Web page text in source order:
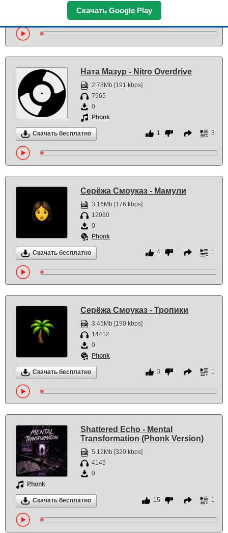
Скачать бесплатно
Ната Мазур - Nitro Overdrive
2.78Mb [191 kbps]
7965
0
Phonk
Скачать бесплатно 1 3
Серёжа Смоуказ - Мамули
3.16Mb [176 kbps]
12080
0
Phonk
Скачать бесплатно 4 1
Серёжа Смоуказ - Тропики
3.45Mb [190 kbps]
14412
0
Phonk
Скачать бесплатно 3 1
Shattered Echo - Mental
Transformation (Phonk Version)
5.12Mb [320 kbps]
4145
0
Phonk
Скачать бесплатно 15 1
Скачать Google Play